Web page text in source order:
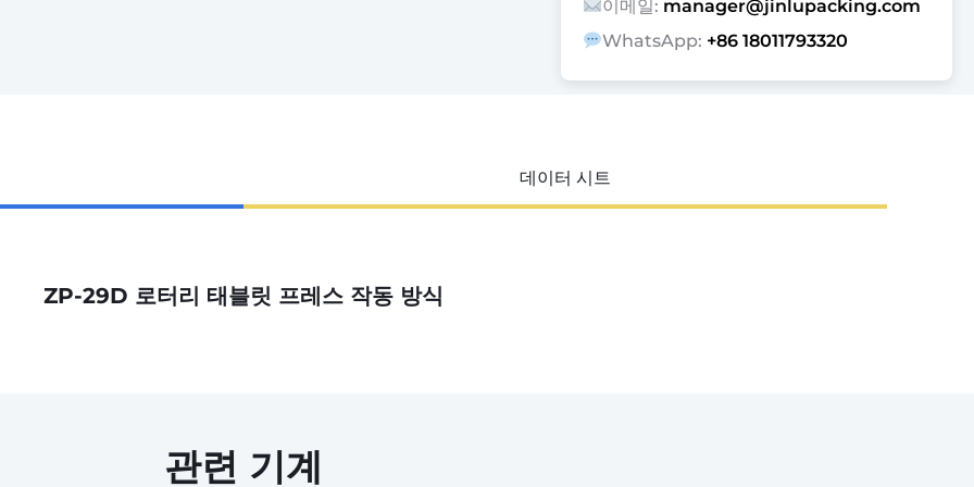
이메일: manager@jinlupacking.com
WhatsApp: +86 18011793320
데이터 시트
ZP-29D 로터리 태블릿 프레스 작동 방식
관련 기계